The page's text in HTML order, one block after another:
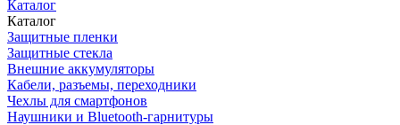
Каталог
Каталог
Защитные пленки
Защитные стекла
Внешние аккумуляторы
Кабели, разъемы, переходники
Чехлы для смартфонов
Наушники и Bluetooth-гарнитуры